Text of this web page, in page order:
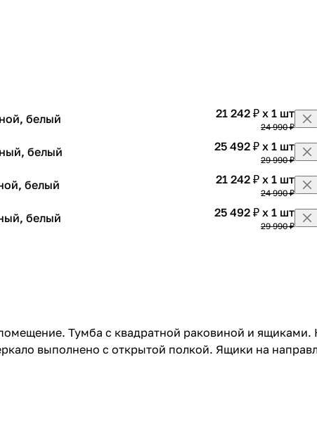
белый 21 242 ₽ x 1 шт
24 990 ₽
белый 25 492 ₽ x 1 шт
29 990 ₽
белый 21 242 ₽ x 1 шт
24 990 ₽
белый 25 492 ₽ x 1 шт
29 990 ₽
Тумба с квадратной раковиной и ящиками.
выполнено с открытой полкой. Ящики на